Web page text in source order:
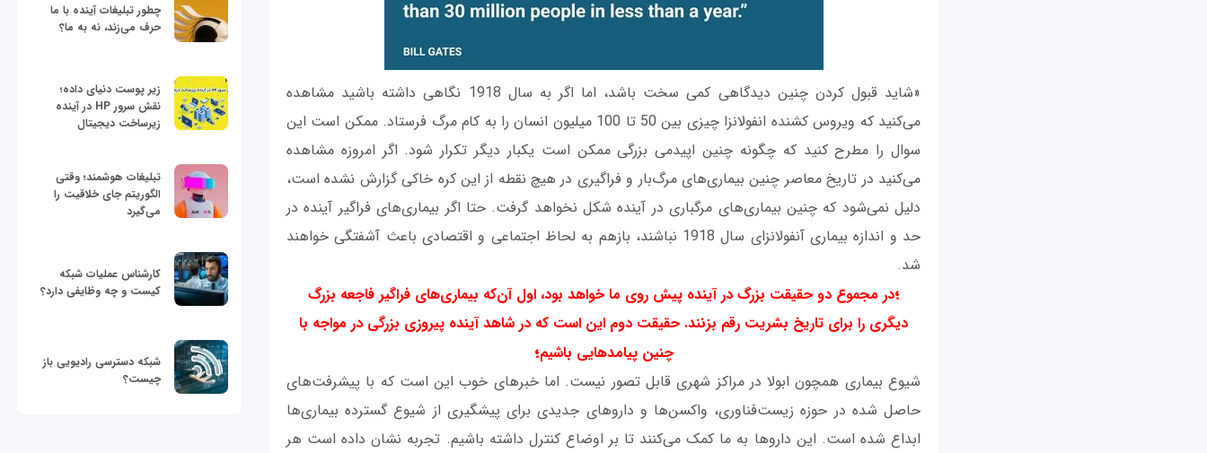
«شاید قبول کردن چنین دیدگاهی کمی سخت باشد، اما اگر به سال 1918 نگاهی داشته باشید مشاهده
می‌کنید که ویروس کشنده انفولانزا چیزی بین 50 تا 100 میلیون انسان را به کام مرگ فرستاد. ممکن است این
سوال را مطرح کنید که چگونه چنین اپیدمی بزرگی ممکن است یکبار دیگر تکرار شود. اگر امروزه مشاهده
می‌کنید در تاریخ معاصر چنین بیماری‌های مرگ‌بار و فراگیری در هیچ نقطه از این کره خاکی گزارش نشده است،
دلیل نمی‌شود که چنین بیماری‌های مرگباری در آینده شکل نخواهد گرفت. حتا اگر بیماری‌های فراگیر آینده در
حد و اندازه بیماری آنفولانزای سال 1918 نباشند، بازهم به لحاظ اجتماعی و اقتصادی باعث آشفتگی خواهند
شد.
؛در مجموع دو حقیقت بزرگ در آینده پیش روی ما خواهد بود، اول آن‌که بیماری‌های فراگیر فاجعه بزرگ
دیگری را برای تاریخ بشریت رقم بزنند. حقیقت دوم این است که در شاهد آینده پیروزی بزرگی در مواجه با
چنین پیامدهایی باشیم؛
شیوع بیماری همچون ابولا در مراکز شهری قابل تصور نیست. اما خبر‌های خوب این است که با پیشرفت‌های
حاصل شده در حوزه زیست‌فناوری، واکسن‌ها و داروهای جدیدی برای پیشگیری از شیوع گسترده بیماری‌ها
ابداع شده است. این ‌داروها به ما کمک می‌کنند تا بر اوضاع کنترل داشته باشیم. تجربه نشان داده است هر
چطور تبلیغات آینده با ما
حرف می‌زند، نه به ما؟
زیر پوست دنیای داده؛
نقش سرور HP در آینده
زیرساخت دیجیتال
تبلیغات هوشمند؛ وقتی
الگوریتم جای خلاقیت را
می‌گیرد
کارشناس عملیات شبکه
کیست و چه وظایفی دارد؟
شبکه دسترسی رادیویی باز
چیست؟